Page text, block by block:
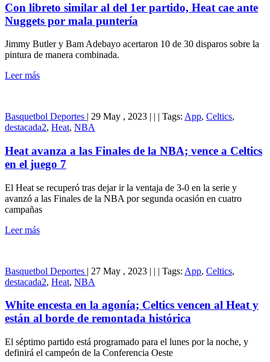
Con libreto similar al del 1er partido, Heat cae ante
Nuggets por mala puntería
Jimmy Butler y Bam Adebayo acertaron 10 de 30 disparos sobre la
pintura de manera combinada.
Leer más
Basquetbol Deportes | 29 May , 2023 | | | Tags: App, Celtics,
destacada2, Heat, NBA
Heat avanza a las Finales de la NBA; vence a Celtics
en el juego 7
El Heat se recuperó tras dejar ir la ventaja de 3-0 en la serie y
avanzó a las Finales de la NBA por segunda ocasión en cuatro
campañas
Leer más
Basquetbol Deportes | 27 May , 2023 | | | Tags: App, Celtics,
destacada2, Heat, NBA
White encesta en la agonía; Celtics vencen al Heat y
están al borde de remontada histórica
El séptimo partido está programado para el lunes por la noche, y
definirá el campeón de la Conferencia Oeste